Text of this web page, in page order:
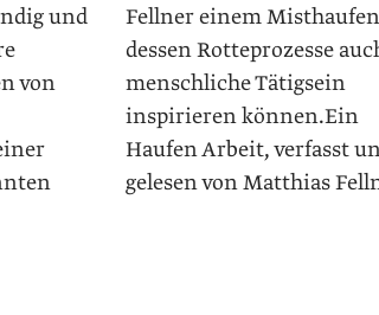
und
von
Fellner einem
dessen Rotteprozesse
menschliche Tätigsein
inspirieren können.Ein
Haufen Arbeit, verfasst
gelesen von Matthias